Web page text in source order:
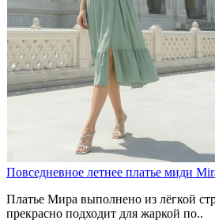
Повседневное летнее платье миди
Платье Мира выполнено из лёгкой
прекрасно подходит для жаркой по..